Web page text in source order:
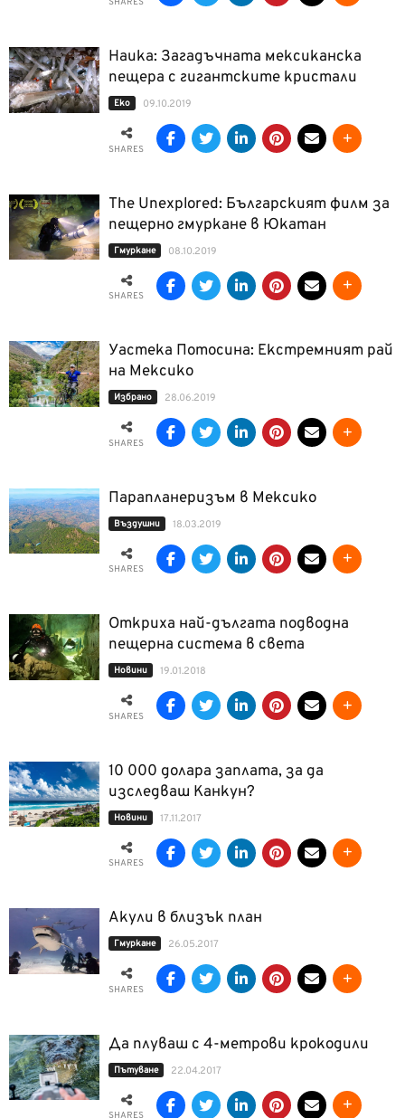
Наика: Загадъчната мексиканска
пещера с гигантските кристали
Еко 09.10.2019
SHARES
The Unexplored: Българският филм за
пещерно гмуркане в Юкатан
Гмуркане 08.10.2019
SHARES
Уастека Потосина: Екстремният рай
на Мексико
Избрано 28.06.2019
SHARES
Парапланеризъм в Мексико
Въздушни 18.03.2019
SHARES
Откриха най-дългата подводна
пещерна система в света
Новини 19.01.2018
SHARES
10 000 долара заплата, за да
изследваш Канкун?
Новини 17.11.2017
SHARES
Акули в близък план
Гмуркане 26.05.2017
SHARES
Да плуваш с 4-метрови крокодили
Пътуване 22.04.2017